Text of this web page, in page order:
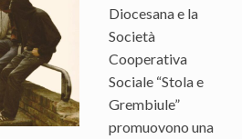
Diocesana e la
Società
Cooperativa
Sociale “Stola e
Grembiule”
promuovono una